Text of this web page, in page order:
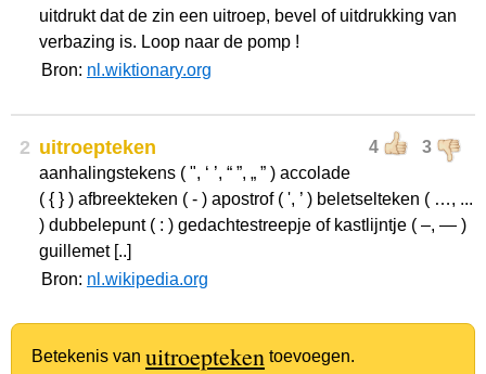
uitdrukt dat de zin een uitroep, bevel of uitdrukking van
verbazing is. Loop naar de pomp !
Bron: nl.wiktionary.org
2 4 3
uitroepteken
aanhalingstekens ( ", ‘ ’, “ ”, „ ” ) accolade
( { } ) afbreekteken ( - ) apostrof ( ', ’ ) beletselteken ( …, ...
) dubbelepunt ( : ) gedachtestreepje of kastlijntje ( –, — )
guillemet [..]
Bron: nl.wikipedia.org
Betekenis van uitroepteken toevoegen.